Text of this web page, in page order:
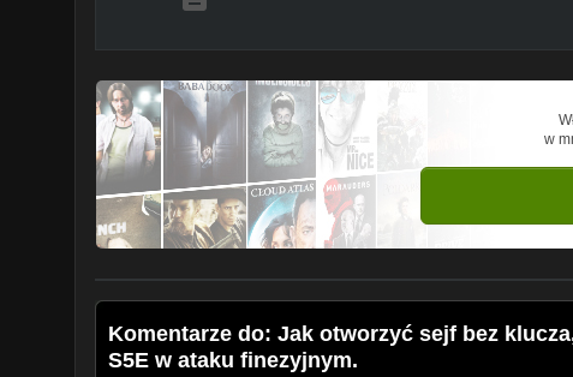
na patronite - mój profil:https://patronite.pl/LockTube
miłego oglądania!
w
Komentarze do: Jak otworzyć sejf bez
S5E w ataku finezyjnym.